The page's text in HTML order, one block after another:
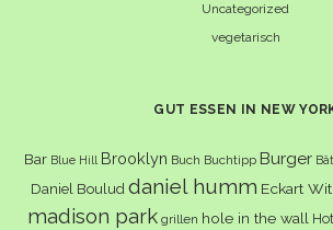
Uncategorized
vegetarisch
GUT ESSEN IN NEW
Bar Blue Hill Brooklyn Buch Buchtipp Burger
Daniel Boulud daniel humm Eckart
madison park grillen hole in the wall